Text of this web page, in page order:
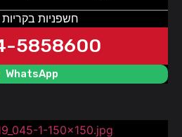
חשפניות בקריות
5858600
WhatsApp